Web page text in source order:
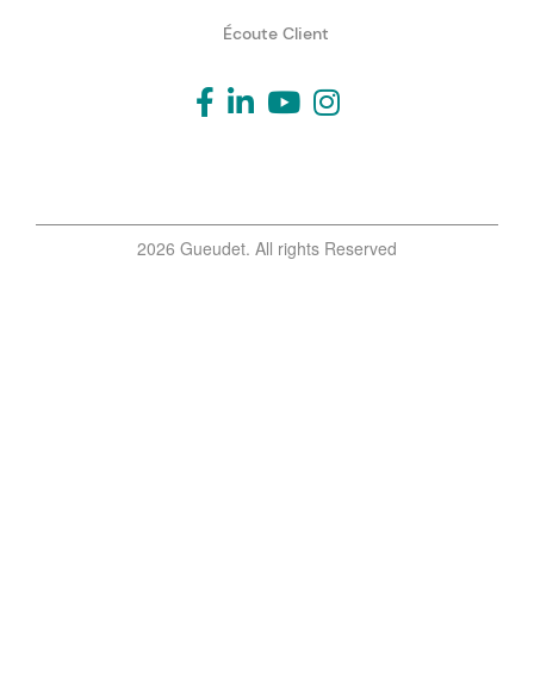
Écoute Client
2026 Gueudet. All rights Reserved